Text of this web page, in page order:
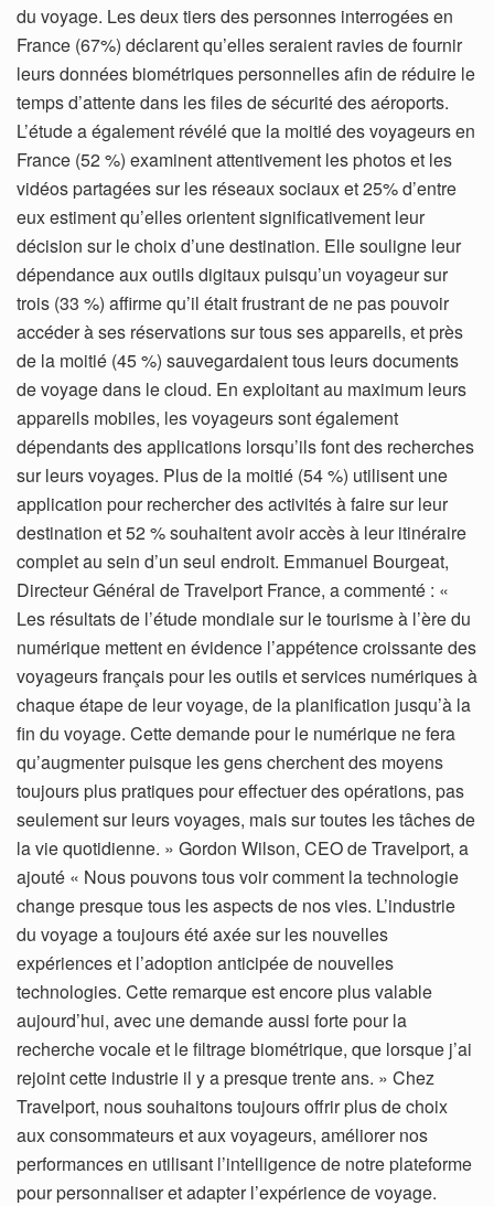
du voyage. Les deux tiers des personnes interrogées en
France (67%) déclarent qu’elles seraient ravies de fournir
leurs données biométriques personnelles afin de réduire le
temps d’attente dans les files de sécurité des aéroports.
L’étude a également révélé que la moitié des voyageurs en
France (52 %) examinent attentivement les photos et les
vidéos partagées sur les réseaux sociaux et 25% d’entre
eux estiment qu’elles orientent significativement leur
décision sur le choix d’une destination. Elle souligne leur
dépendance aux outils digitaux puisqu’un voyageur sur
trois (33 %) affirme qu’il était frustrant de ne pas pouvoir
accéder à ses réservations sur tous ses appareils, et près
de la moitié (45 %) sauvegardaient tous leurs documents
de voyage dans le cloud. En exploitant au maximum leurs
appareils mobiles, les voyageurs sont également
dépendants des applications lorsqu’ils font des recherches
sur leurs voyages. Plus de la moitié (54 %) utilisent une
application pour rechercher des activités à faire sur leur
destination et 52 % souhaitent avoir accès à leur itinéraire
complet au sein d’un seul endroit. Emmanuel Bourgeat,
Directeur Général de Travelport France, a commenté : «
Les résultats de l’étude mondiale sur le tourisme à l’ère du
numérique mettent en évidence l’appétence croissante des
voyageurs français pour les outils et services numériques à
chaque étape de leur voyage, de la planification jusqu’à la
fin du voyage. Cette demande pour le numérique ne fera
qu’augmenter puisque les gens cherchent des moyens
toujours plus pratiques pour effectuer des opérations, pas
seulement sur leurs voyages, mais sur toutes les tâches de
la vie quotidienne. » Gordon Wilson, CEO de Travelport, a
ajouté « Nous pouvons tous voir comment la technologie
change presque tous les aspects de nos vies. L’industrie
du voyage a toujours été axée sur les nouvelles
expériences et l’adoption anticipée de nouvelles
technologies. Cette remarque est encore plus valable
aujourd’hui, avec une demande aussi forte pour la
recherche vocale et le filtrage biométrique, que lorsque j’ai
rejoint cette industrie il y a presque trente ans. » Chez
Travelport, nous souhaitons toujours offrir plus de choix
aux consommateurs et aux voyageurs, améliorer nos
performances en utilisant l’intelligence de notre plateforme
pour personnaliser et adapter l’expérience de voyage.